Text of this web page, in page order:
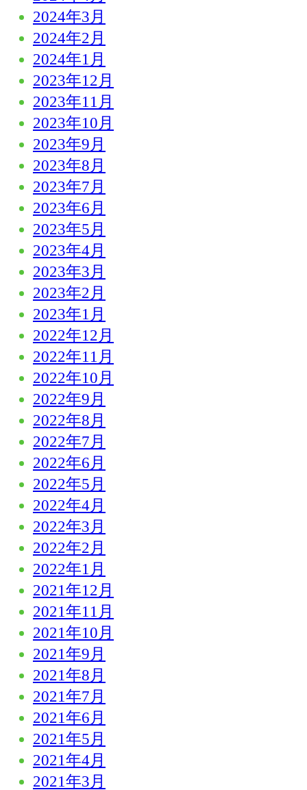
2024年3月
2024年2月
2024年1月
2023年12月
2023年11月
2023年10月
2023年9月
2023年8月
2023年7月
2023年6月
2023年5月
2023年4月
2023年3月
2023年2月
2023年1月
2022年12月
2022年11月
2022年10月
2022年9月
2022年8月
2022年7月
2022年6月
2022年5月
2022年4月
2022年3月
2022年2月
2022年1月
2021年12月
2021年11月
2021年10月
2021年9月
2021年8月
2021年7月
2021年6月
2021年5月
2021年4月
2021年3月